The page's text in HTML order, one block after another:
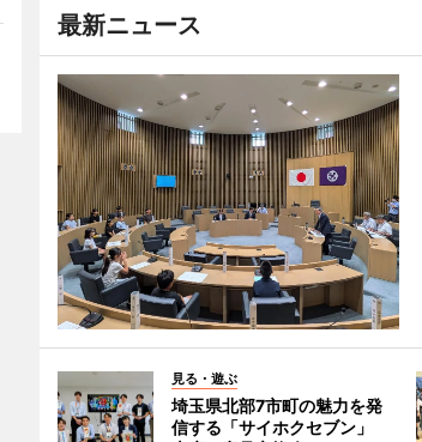
最新ニュース
見る・遊ぶ
埼玉県北部7市町の魅力を発
信する「サイホクセブン」